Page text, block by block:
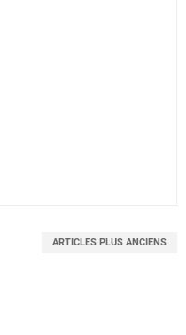
ARTICLES PLUS ANCIENS